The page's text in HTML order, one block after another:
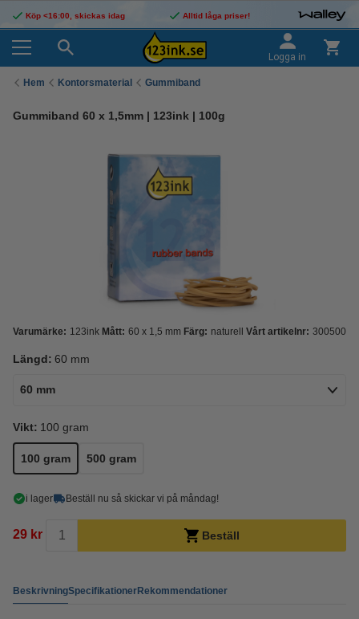
Köp <16:00, skickas idag Alltid låga priser!
Logga in
Hem Kontorsmaterial Gummiband
Gummiband 60 x 1,5mm | 123ink | 100g
Varumärke: 123ink Mått: 60 x 1,5 mm Färg: naturell Vårt artikelnr: 300500
Längd: 60 mm
60 mm
Vikt: 100 gram
100 gram 500 gram
i lager Beställ nu så skickar vi på måndag!
29 kr Beställ
BeskrivningSpecifikationerRekommendationer